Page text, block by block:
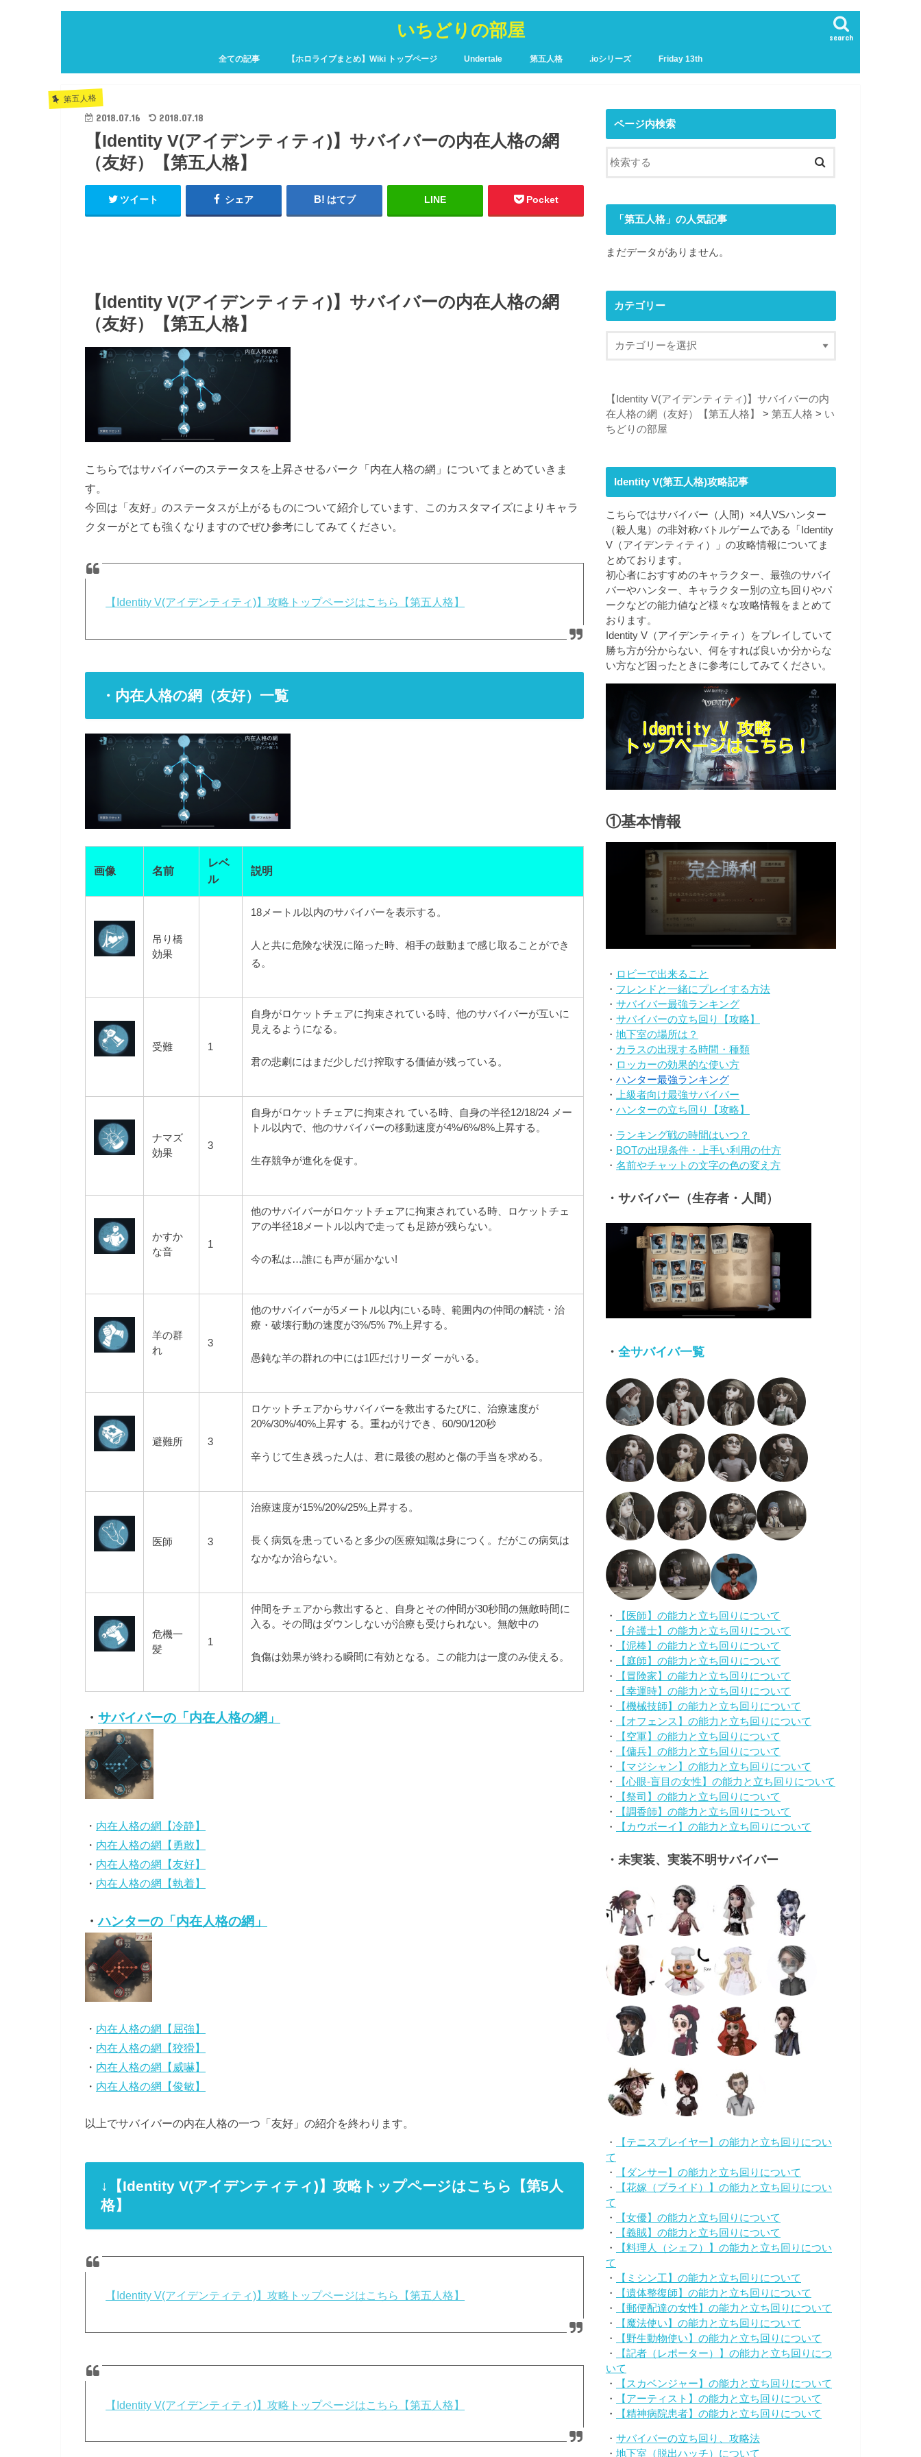
いちどりの部屋 search
全ての記事 【ホロライブまとめ】Wiki トップページ Undertale 第五人格 .ioシリーズ Friday 13th
第五人格
2018.07.16 2018.07.18
【Identity V(アイデンティティ)】サバイバーの内在人格の網
（友好）【第五人格】
ツイート シェア はてブ LINE Pocket
【Identity V(アイデンティティ)】サバイバーの内在人格の網
（友好）【第五人格】
こちらではサバイバーのステータスを上昇させるパーク「内在人格の網」についてまとめていきま
す。
今回は「友好」のステータスが上がるものについて紹介しています、このカスタマイズによりキャラ
クターがとても強くなりますのでぜひ参考にしてみてください。
【Identity V(アイデンティティ)】攻略トップページはこちら【第五人格】
・内在人格の網（友好）一覧
画像 名前
レベ
ル
説明
吊り橋
効果
18メートル以内のサバイバーを表示する。
人と共に危険な状況に陥った時、相手の鼓動まで感じ取ることができ
る。
受難 1
自身がロケットチェアに拘束されている時、他のサバイバーが互いに
見えるようになる。
君の悲劇にはまだ少しだけ搾取する価値が残っている。
ナマズ
効果
3
自身がロケットチェアに拘束され ている時、自身の半径12/18/24 メー
トル以内で、他のサバイバーの移動速度が4%/6%/8%上昇する。
生存競争が進化を促す。
かすか
な音
1
他のサバイバーがロケットチェアに拘束されている時、ロケットチェ
アの半径18メートル以内で走っても足跡が残らない。
今の私は…誰にも声が届かない!
羊の群
れ
3
他のサバイバーが5メートル以内にいる時、範囲内の仲間の解読・治
療・破壊行動の速度が3%/5% 7%上昇する。
愚鈍な羊の群れの中には1匹だけリーダ ーがいる。
避難所 3
ロケットチェアからサバイバーを救出するたびに、治療速度が
20%/30%/40%上昇す る。重ねがけでき、60/90/120秒
辛うじて生き残った人は、君に最後の慰めと傷の手当を求める。
医師 3
治療速度が15%/20%/25%上昇する。
長く病気を患っていると多少の医療知識は身につく。だがこの病気は
なかなか治らない。
危機一
髪
1
仲間をチェアから救出すると、自身とその仲間が30秒間の無敵時間に
入る。その間はダウンしないが治療も受けられない。無敵中の
負傷は効果が終わる瞬間に有効となる。この能力は一度のみ使える。
・ サバイバーの「内在人格の網」
・ 内在人格の網【冷静】
・ 内在人格の網【勇敢】
・ 内在人格の網【友好】
・ 内在人格の網【執着】
・ハンターの「内在人格の網」
・ 内在人格の網【屈強】
・ 内在人格の網【狡猾】
・ 内在人格の網【威嚇】
・ 内在人格の網【俊敏】
以上でサバイバーの内在人格の一つ「友好」の紹介を終わります。
↓【Identity V(アイデンティティ)】攻略トップページはこちら【第5人
格】
【Identity V(アイデンティティ)】攻略トップページはこちら【第五人格】
【Identity V(アイデンティティ)】攻略トップページはこちら【第五人格】
ページ内検索
「第五人格」の人気記事
まだデータがありません。
カテゴリー
【Identity V(アイデンティティ)】サバイバーの内
在人格の網（友好）【第五人格】
> 第五人格 > い
ちどりの部屋
Identity V(第五人格)攻略記事
こちらではサバイバー（人間）×4人VSハンター
（殺人鬼）の非対称バトルゲームである「Identity
V（アイデンティティ）」の攻略情報についてま
とめております。
初心者におすすめのキャラクター、最強のサバイ
バーやハンター、キャラクター別の立ち回りやパ
ークなどの能力値など様々な攻略情報をまとめて
おります。
Identity V（アイデンティティ）をプレイしていて
勝ち方が分からない、何をすれば良いか分からな
い方など困ったときに参考にしてみてください。
①基本情報
・ ロビーで出来ること
・ フレンドと一緒にプレイする方法
・ サバイバー最強ランキング
・ サバイバーの立ち回り【攻略】
・ 地下室の場所は？
・ カラスの出現する時間・種類
・ ロッカーの効果的な使い方
・ ハンター最強ランキング
・ 上級者向け最強サバイバー
・ ハンターの立ち回り【攻略】
・ ランキング戦の時間はいつ？
・ BOTの出現条件・上手い利用の仕方
・ 名前やチャットの文字の色の変え方
・サバイバー（生存者・人間）
・ 全サバイバ一覧
・
【医師】の能力と立ち回りについて
・
【弁護士】の能力と立ち回りについて
・
【泥棒】の能力と立ち回りについて
・
【庭師】の能力と立ち回りについて
・
【冒険家】の能力と立ち回りについて
・
【幸運時】の能力と立ち回りについて
・
【機械技師】の能力と立ち回りについて
・
【オフェンス】の能力と立ち回りについて
・
【空軍】の能力と立ち回りについて
・
【傭兵】の能力と立ち回りについて
・
【マジシャン】の能力と立ち回りについて
・
【心眼-盲目の女性】の能力と立ち回りについて
・
【祭司】の能力と立ち回りについて
・
【調香師】の能力と立ち回りについて
・
【カウボーイ】の能力と立ち回りについて
・未実装、実装不明サバイバー
・
【テニスプレイヤー】の能力と立ち回りについ
て
・
【ダンサー】の能力と立ち回りについて
・
【花嫁（ブライド）】の能力と立ち回りについ
て
・
【女優】の能力と立ち回りについて
・
【義賊】の能力と立ち回りについて
・
【料理人（シェフ）】の能力と立ち回りについ
て
・
【ミシン工】の能力と立ち回りについて
・
【遺体整復師】の能力と立ち回りについて
・
【郵便配達の女性】の能力と立ち回りについて
・
【魔法使い】の能力と立ち回りについて
・
【野生動物使い】の能力と立ち回りについて
・
【記者（レポーター）】の能力と立ち回りにつ
いて
・
【スカベンジャー】の能力と立ち回りについて
・
【アーティスト】の能力と立ち回りについて
・
【精神病院患者】の能力と立ち回りについて
・ サバイバーの立ち回り、攻略法
・ 地下室（脱出ハッチ）について